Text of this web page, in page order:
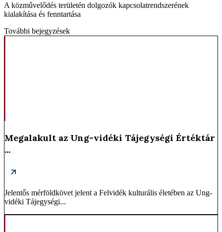
A közművelődés területén dolgozók kapcsolatrendszerének
kialakítása és fenntartása
További bejegyzések
Megalakult az Ung-vidéki Tájegységi Értéktár
...
Jelentős mérföldkövet jelent a Felvidék kulturális életében az Ung-
vidéki Tájegységi...